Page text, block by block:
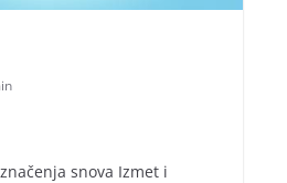
snova Izmet i